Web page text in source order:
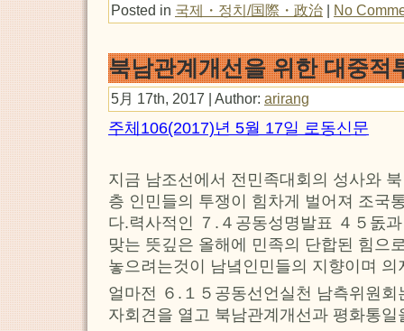
Posted in 국제・정치/国際・政治 | No
북남관계개선을 위한 대중적
5月 17th, 2017 | Author: arirang
주체106(2017)년 5월 17일 로동신문
지금 남조선에서 전민족대회의 성사와
층 인민들의 투쟁이 힘차게 벌어져 조국
다.력사적인 ７.４공동성명발표 ４５돐
맞는 뜻깊은 올해에 민족의 단합된 힘으
놓으려는것이 남녘인민들의 지향이며 의
얼마전 ６.１５공동선언실천 남측위원
자회견을 열고 북남관계개선과 평화통일